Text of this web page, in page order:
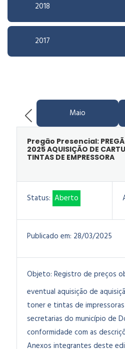
2018
2017
Maio
Pregão Presencial:
2025 AQUISIÇÃO DE
TINTAS DE EMPRESSORA
Status: Aberto
Publicado em: 28/03/2025
Objeto: Registro de preços
eventual aquisição de
toner e tintas de
secretarias do município de
conformidade com as
Anexos integrantes deste